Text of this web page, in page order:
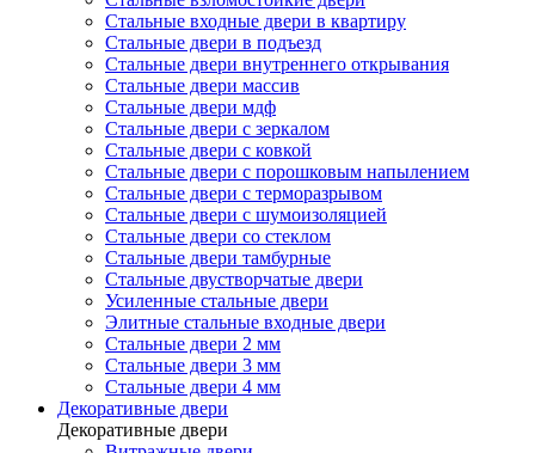
Стальные входные двери в квартиру
Стальные двери в подъезд
Стальные двери внутреннего открывания
Стальные двери массив
Стальные двери мдф
Стальные двери с зеркалом
Стальные двери с ковкой
Стальные двери с порошковым напылением
Стальные двери с терморазрывом
Стальные двери с шумоизоляцией
Стальные двери со стеклом
Стальные двери тамбурные
Стальные двустворчатые двери
Усиленные стальные двери
Элитные стальные входные двери
Стальные двери 2 мм
Стальные двери 3 мм
Стальные двери 4 мм
Декоративные двери
Декоративные двери